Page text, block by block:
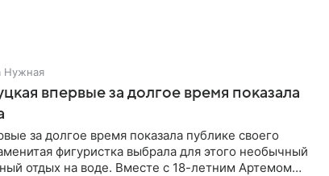
Нужная
впервые за долгое время показала
за долгое время показала публике своего
фигуристка выбрала для этого необычный
отдых на воде. Вместе с 18-летним Артемом